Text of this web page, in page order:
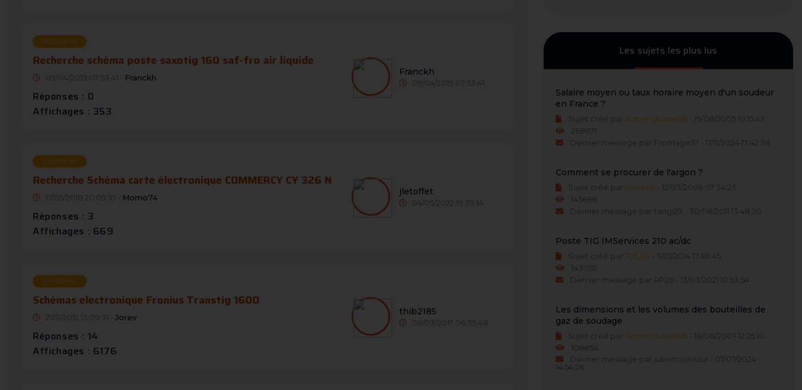
RECHERCHE
Recherche schéma poste saxotig 160 saf-fro air liquide
09/04/2019 07:53:41 - Franckh
Réponses : 0
Affichages : 353
Franckh
09/04/2019 07:53:41
RECHERCHE
Recherche Schéma carte électronique COMMERCY CY 326 N
17/05/2018 20:09:10 - Momo74
Réponses : 3
Affichages : 669
jletoffet
04/05/2022 19:39:14
RECHERCHE
Schémas electronique Fronius Transtig 1600
27/11/2012 13:09:31 - Jorev
Réponses : 14
Affichages : 6176
thib2185
08/03/2017 06:35:48
Les sujets les plus lus
Salaire moyen ou taux horaire moyen d'un soudeur
en France ?
Sujet créé par Admin dusweld1 - 19/08/2005 10:15:43
268671
Dernier message par Fromage57 - 17/11/2024 17:42:38
Comment se procurer de l'argon ?
Sujet créé par marco5 - 12/03/2006 07:34:23
145668
Dernier message par tangi29 - 30/08/2011 13:48:20
Poste TIG IMServices 210 ac/dc
Sujet créé par Tof_24 - 11/01/2014 17:49:45
143055
Dernier message par RP26 - 13/03/2021 10:53:54
Les dimensions et les volumes des bouteilles de
gaz de soudage
Sujet créé par Admin dusweld1 - 18/08/2007 12:25:10
108854
Dernier message par julientoulouse - 07/07/2024
14:54:26